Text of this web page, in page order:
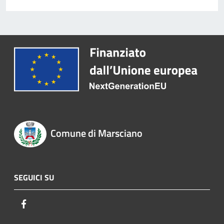
Comune di Marsciano
SEGUICI SU